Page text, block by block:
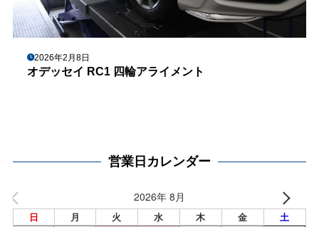
2026年2月8日
オデッセイ RC1 四輪アライメント
営業日カレンダー
2026年 8月
日 月 火 水 木 金 土